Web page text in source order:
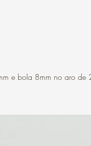
e bola 8mm no aro de